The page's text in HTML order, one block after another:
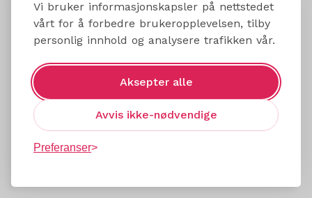
Vi bruker informasjonskapsler på nettstedet
vårt for å forbedre brukeropplevelsen, tilby
personlig innhold og analysere trafikken vår.
Aksepter alle
Avvis ikke-nødvendige
Preferanser